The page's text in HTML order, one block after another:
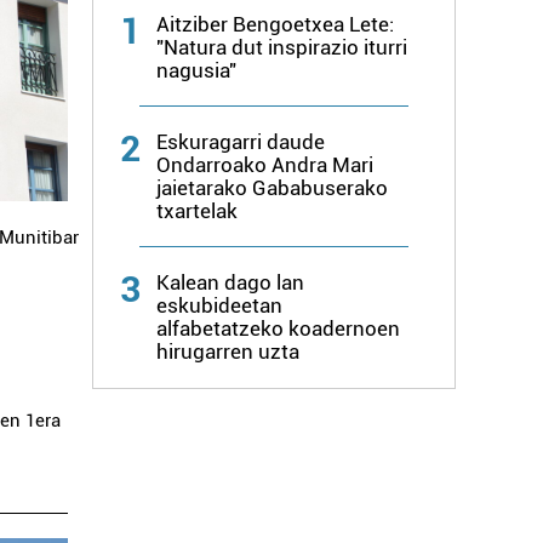
Munitibar
1era
1
Aitziber Bengoetxea Lete:
"Natura dut inspirazio iturri
nagusia"
2
Eskuragarri daude
Ondarroako Andra Mari
jaietarako Gababuserako
txartelak
3
Kalean dago lan
eskubideetan
alfabetatzeko koadernoen
hirugarren uzta